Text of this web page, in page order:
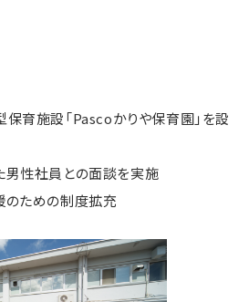
育施設「Pascoかりや保育園」を設
男性社員との面談を実施
のための制度拡充